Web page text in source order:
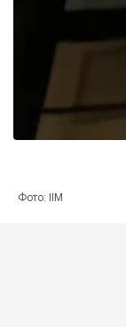
Фото: ІІМ